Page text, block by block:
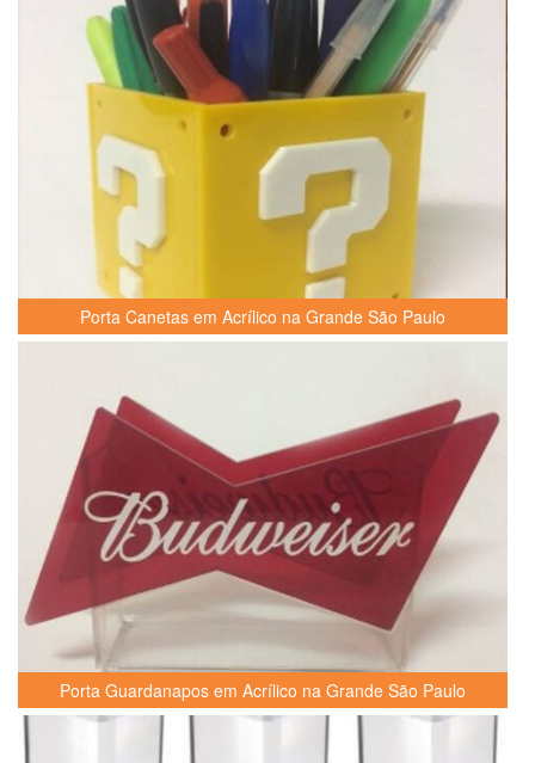
Porta Canetas em Acrílico na Grande São Paulo
Porta Guardanapos em Acrílico na Grande São Paulo